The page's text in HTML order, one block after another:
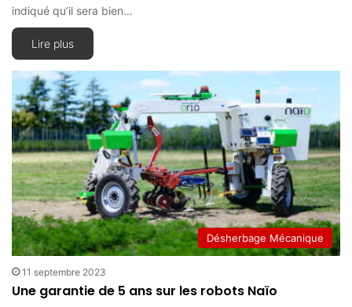
indiqué qu’il sera bien…
Lire plus
Désherbage Mécanique
11 septembre 2023
Une garantie de 5 ans sur les robots Naïo